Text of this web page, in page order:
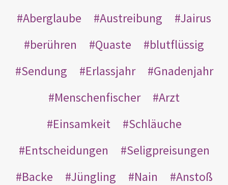
Aberglaube
Austreibung
Jairus
berühren
Quaste
blutflüssig
Sendung
Erlassjahr
Gnadenjahr
Menschenfischer
Arzt
Einsamkeit
Schläuche
Entscheidungen
Seligpreisungen
Backe
Jüngling Nain
Anstoß